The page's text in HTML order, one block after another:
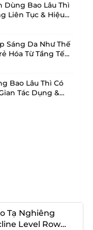
Dùng Bao Lâu Thì
Liên Tục & Hiệu
Sáng Da Như Thế
Hóa Từ Tầng Tế
Bao Lâu Thì Có
Tác Dụng &
Tạ Nghiêng
Level Row